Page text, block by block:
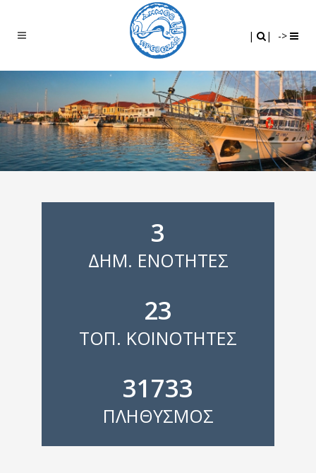
| | ->
3
ΔΗΜ. ΕΝΟΤΗΤΕΣ
23
ΤΟΠ. ΚΟΙΝΟΤΗΤΕΣ
31733
ΠΛΗΘΥΣΜΟΣ